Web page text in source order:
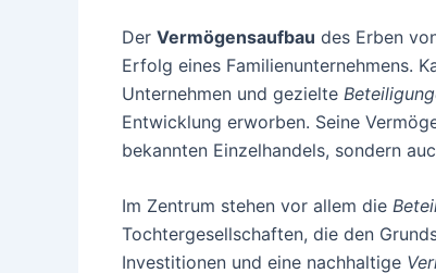
Der Vermögensaufbau des Erben
Erfolg eines Familienunternehmens.
Unternehmen und gezielte
Entwicklung erworben. Seine
bekannten Einzelhandels, sondern
Im Zentrum stehen vor allem die
Tochtergesellschaften, die den
Investitionen und eine nachhaltige